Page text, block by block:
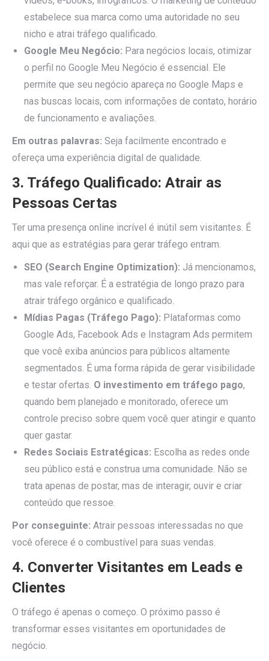
estabelece sua marca como uma autoridade no seu
nicho e atrai tráfego qualificado.
Google Meu Negócio: Para negócios locais, otimizar
o perfil no Google Meu Negócio é essencial. Ele
permite que seu negócio apareça no Google Maps e
nas buscas locais, com informações de contato, horário
de funcionamento e avaliações.
Em outras palavras: Seja facilmente encontrado e
ofereça uma experiência digital de qualidade.
3. Tráfego Qualificado: Atrair as
Pessoas Certas
Ter uma presença online incrível é inútil sem visitantes. É
aqui que as estratégias para gerar tráfego entram.
SEO (Search Engine Optimization): Já mencionamos,
mas vale reforçar. É a estratégia de longo prazo para
atrair tráfego orgânico e qualificado.
Mídias Pagas (Tráfego Pago): Plataformas como
Google Ads, Facebook Ads e Instagram Ads permitem
que você exiba anúncios para públicos altamente
segmentados. É uma forma rápida de gerar visibilidade
e testar ofertas. O investimento em tráfego pago,
quando bem planejado e monitorado, oferece um
controle preciso sobre quem você quer atingir e quanto
quer gastar.
Redes Sociais Estratégicas: Escolha as redes onde
seu público está e construa uma comunidade. Não se
trata apenas de postar, mas de interagir, ouvir e criar
conteúdo que ressoe.
Por conseguinte: Atrair pessoas interessadas no que
você oferece é o combustível para suas vendas.
4. Converter Visitantes em Leads e
Clientes
O tráfego é apenas o começo. O próximo passo é
transformar esses visitantes em oportunidades de
negócio.